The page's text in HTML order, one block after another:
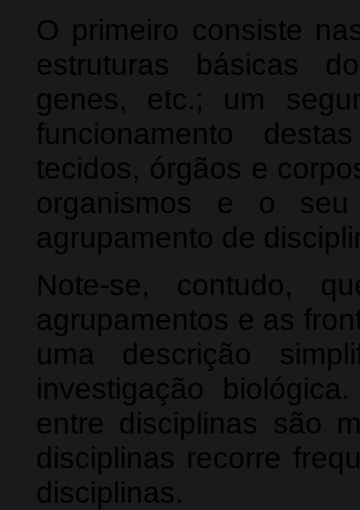
O primeiro consiste
estruturas básicas
genes, etc.; um
funcionamento
tecidos, órgãos e
organismos e o
agrupamento de
Note-se, contudo,
agrupamentos e as
uma descrição
investigação
entre disciplinas são
disciplinas recorre
disciplinas.